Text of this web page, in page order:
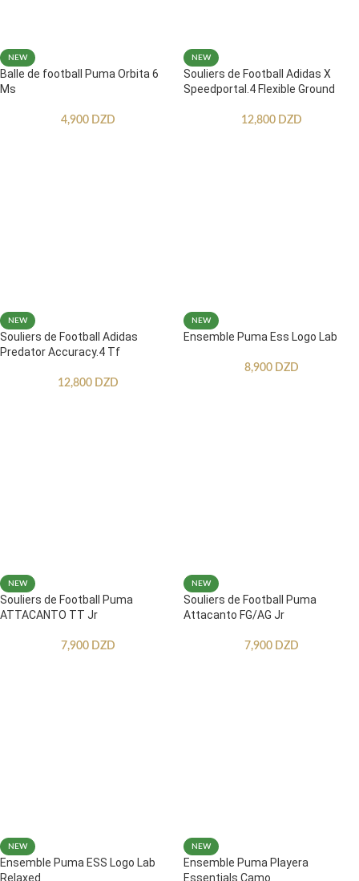
NEW
Balle de football Puma Orbita 6
Ms
4,900 DZD
NEW
Souliers de Football Adidas X
Speedportal.4 Flexible Ground
12,800 DZD
NEW
Souliers de Football Adidas
Predator Accuracy.4 Tf
12,800 DZD
NEW
Ensemble Puma Ess Logo Lab
8,900 DZD
NEW
Souliers de Football Puma
ATTACANTO TT Jr
7,900 DZD
NEW
Souliers de Football Puma
Attacanto FG/AG Jr
7,900 DZD
NEW
Ensemble Puma ESS Logo Lab
Relaxed
NEW
Ensemble Puma Playera
Essentials Camo